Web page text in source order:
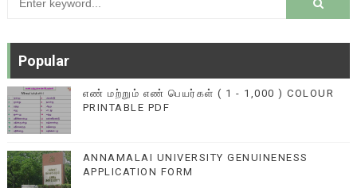
Popular
எண் மற்றும் எண் பெயர்கள் ( 1 - 1,000 ) COLOUR
PRINTABLE PDF
ANNAMALAI UNIVERSITY GENUINENESS
APPLICATION FORM